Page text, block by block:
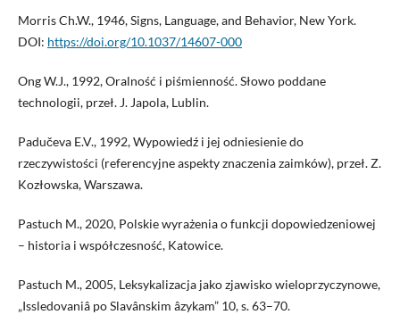
Morris Ch.W., 1946, Signs, Language, and Behavior, New York.
DOI: https://doi.org/10.1037/14607-000
Ong W.J., 1992, Oralność i piśmienność. Słowo poddane
technologii, przeł. J. Japola, Lublin.
Padučeva E.V., 1992, Wypowiedź i jej odniesienie do
rzeczywistości (referencyjne aspekty znaczenia zaimków), przeł. Z.
Kozłowska, Warszawa.
Pastuch M., 2020, Polskie wyrażenia o funkcji dopowiedzeniowej
– historia i współczesność, Katowice.
Pastuch M., 2005, Leksykalizacja jako zjawisko wieloprzyczynowe,
„Issledovaniâ po Slavânskim âzykam” 10, s. 63–70.